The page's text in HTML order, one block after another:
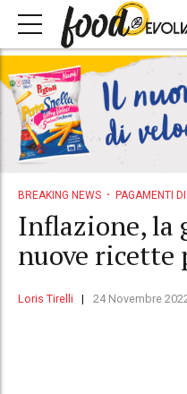
BREAKING NEWS PAGAMENTI
Inflazione, la
nuove
Loris Tirelli 24 Novembre